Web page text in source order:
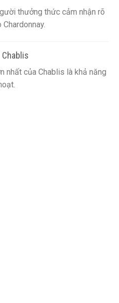
thưởng thức cảm nhận rõ
nhất của Chablis là khả năng